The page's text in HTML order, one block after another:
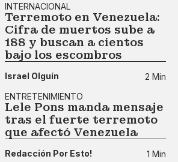
INTERNACIONAL
Terremoto en Venezuela:
Cifra de muertos sube a
188 y buscan a cientos
bajo los escombros
Israel Olguín
2 Min
ENTRETENIMIENTO
Lele Pons manda mensaje
tras el fuerte terremoto
que afectó Venezuela
Redacción Por Esto! 1 Min